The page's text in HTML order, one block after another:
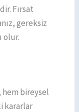
Fırsat
gereksiz
olur.
hem bireysel
kararlar